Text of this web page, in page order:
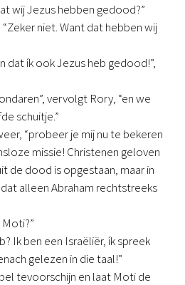
wij Jezus hebben gedood?”
niet. Want dat hebben wij
dat ík ook Jezus heb gedood!”,
vervolgt Rory, “en we
schuitje.”
“probeer je mij nu te bekeren
missie! Christenen geloven
de dood is opgestaan, maar in
alleen Abraham rechtstreeks
Ik ben een Israëliër, ík spreek
gelezen in die taal!”
tevoorschijn en laat Moti de